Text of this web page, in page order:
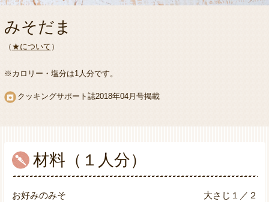
みそだま
（ ★について ）
※カロリー・塩分は1人分です。
クッキングサポート誌2018年04月号掲載
材料（１人分）
お好みのみそ 大さじ１／２